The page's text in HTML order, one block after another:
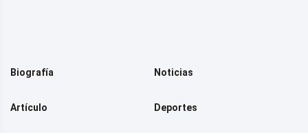
Biografía Noticias
Artículo Deportes